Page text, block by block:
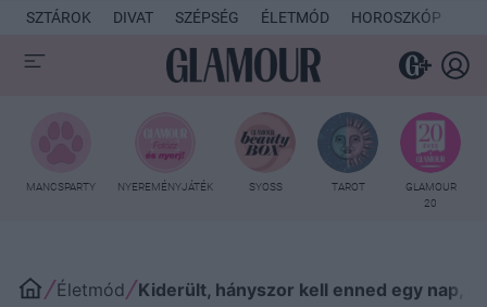
SZTÁROK DIVAT SZÉPSÉG ÉLETMÓD HOROSZKÓP
MANCSPARTY NYEREMÉNYJÁTÉK SYOSS TAROT
GLAMOUR
20
Életmód Kiderült, hányszor kell enned egy nap,